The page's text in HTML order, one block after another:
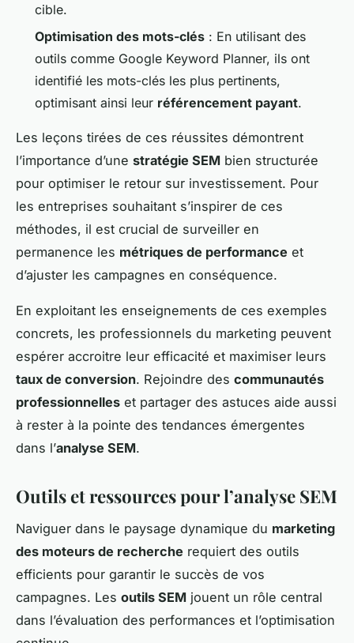
cible.
Optimisation des mots-clés : En utilisant des
outils comme Google Keyword Planner, ils ont
identifié les mots-clés les plus pertinents,
optimisant ainsi leur référencement payant.
Les leçons tirées de ces réussites démontrent
l’importance d’une stratégie SEM bien structurée
pour optimiser le retour sur investissement. Pour
les entreprises souhaitant s’inspirer de ces
méthodes, il est crucial de surveiller en
permanence les métriques de performance et
d’ajuster les campagnes en conséquence.
En exploitant les enseignements de ces exemples
concrets, les professionnels du marketing peuvent
espérer accroitre leur efficacité et maximiser leurs
taux de conversion. Rejoindre des communautés
professionnelles et partager des astuces aide aussi
à rester à la pointe des tendances émergentes
dans l’analyse SEM.
Outils et ressources pour l’analyse SEM
Naviguer dans le paysage dynamique du marketing
des moteurs de recherche requiert des outils
efficients pour garantir le succès de vos
campagnes. Les outils SEM jouent un rôle central
dans l’évaluation des performances et l’optimisation